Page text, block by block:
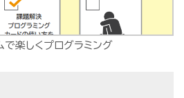
で楽しくプログラミング